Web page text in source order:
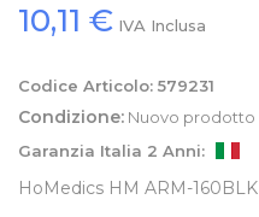
10,11 € IVA Inclusa
Codice Articolo: 579231
Condizione: Nuovo prodotto
Garanzia Italia 2 Anni:
HoMedics HM ARM-160BLK